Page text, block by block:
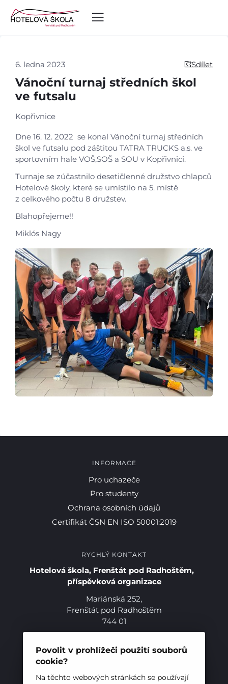
Povolit v prohlížeči použití souborů
cookie?
Na těchto webových stránkách se používají
Úvod
Aktuálně
Studium
Projekty
Foto
Video a audio
Virtuální prohlídka
6. ledna 2023 Sdílet
Vánoční turnaj středních škol
ve futsalu
Kopřivnice
Dne 16. 12. 2022 se konal Vánoční turnaj středních
škol ve futsalu pod záštitou TATRA TRUCKS a.s. ve
sportovním hale VOŠ,SOŠ a SOU v Kopřivnici.
Turnaje se zúčastnilo desetičlenné družstvo chlapců
Hotelové školy, které se umístilo na 5. místě
z celkového počtu 8 družstev.
Blahopřejeme!!
Miklós Nagy
INFORMACE
Pro uchazeče
Pro studenty
Ochrana osobních údajů
Certifikát ČSN EN ISO 50001:2019
RYCHLÝ KONTAKT
Hotelová škola, Frenštát pod Radhoštěm,
příspěvková organizace
Mariánská 252,
Frenštát pod Radhoštěm
744 01
E-mail:sekretariat@hotelovkafren.cz
Datová schránka: bc5jrez
IČ: 00576441